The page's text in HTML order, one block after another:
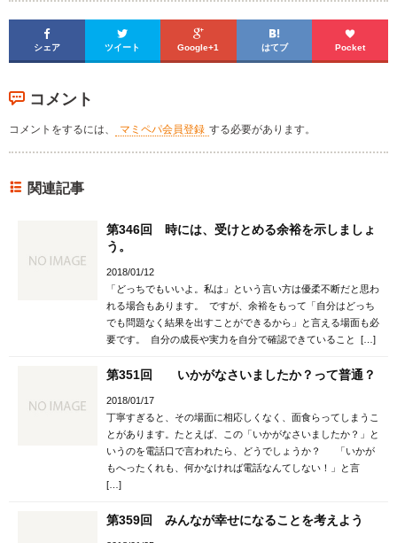

シェア

ツイート

Google+1

はてブ

Pocket
コメント
コメントをするには、 マミペパ会員登録 する必要があります。
関連記事
第346回 時には、受けとめる余裕を示しましょ
う。
2018/01/12
「どっちでもいいよ。私は」という言い方は優柔不断だと思わ
れる場合もあります。 ですが、余裕をもって「自分はどっち
でも問題なく結果を出すことができるから」と言える場面も必
要です。 自分の成長や実力を自分で確認できていること […]
第351回 いかがなさいましたか？って普通？
2018/01/17
丁寧すぎると、その場面に相応しくなく、面食らってしまうこ
とがあります。たとえば、この「いかがなさいましたか？」と
いうのを電話口で言われたら、どうでしょうか？ 「いかが
もへったくれも、何かなければ電話なんてしない！」と言
[…]
第359回 みんなが幸せになることを考えよう